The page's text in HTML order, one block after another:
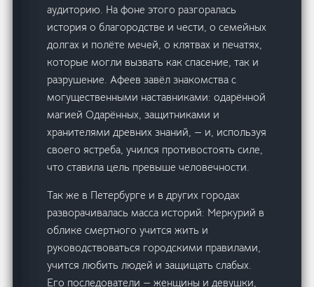
аудиторию. На фоне этого разгоралась
история о благородстве и чести, о семейных
долгах и полёте мечей, о клятвах и печатях,
которые могли вызвать как спасение, так и
разрушение. Афеев завёл знакомства с
могущественными наставниками: одарённой
магией Одарённых, защитниками и
хранителями древних знаний, — и, используя
своего ястреба, учился противостоять силе,
что ставила цель превыше человечности.
Так же в Петербурге и в других городах
разворачивалась масса историй: Меркурий в
облике смертного учится жить и
руководствоваться городскими правилами,
учится любить людей и защищать слабых.
Его последователи — женщины и девушки,